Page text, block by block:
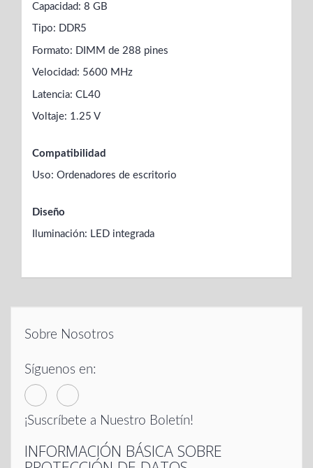
Capacidad: 8 GB
Tipo: DDR5
Formato: DIMM de 288 pines
Velocidad: 5600 MHz
Latencia: CL40
Voltaje: 1.25 V
Compatibilidad
Uso: Ordenadores de escritorio
Diseño
Iluminación: LED integrada
Sobre Nosotros
Síguenos en:
¡Suscríbete a Nuestro Boletín!
INFORMACIÓN BÁSICA SOBRE